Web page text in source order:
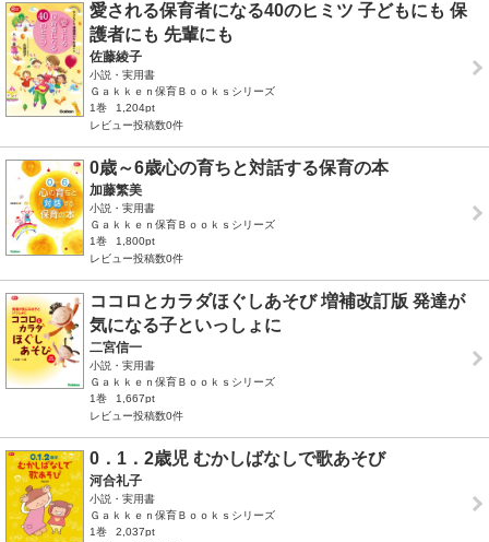
愛される保育者になる40のヒミツ 子どもにも 保
護者にも 先輩にも
佐藤綾子
小説・実用書
Ｇａｋｋｅｎ保育Ｂｏｏｋｓシリーズ
1巻
1,204pt
レビュー投稿数0件
0歳～6歳心の育ちと対話する保育の本
加藤繁美
小説・実用書
Ｇａｋｋｅｎ保育Ｂｏｏｋｓシリーズ
1巻
1,800pt
レビュー投稿数0件
ココロとカラダほぐしあそび 増補改訂版 発達が
気になる子といっしょに
二宮信一
小説・実用書
Ｇａｋｋｅｎ保育Ｂｏｏｋｓシリーズ
1巻
1,667pt
レビュー投稿数0件
0．1．2歳児 むかしばなしで歌あそび
河合礼子
小説・実用書
Ｇａｋｋｅｎ保育Ｂｏｏｋｓシリーズ
1巻
2,037pt